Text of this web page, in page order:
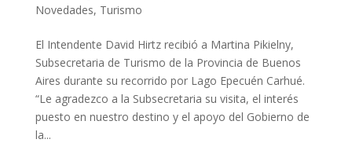
Novedades, Turismo
El Intendente David Hirtz recibió a Martina Pikielny,
Subsecretaria de Turismo de la Provincia de Buenos
Aires durante su recorrido por Lago Epecuén Carhué.
“Le agradezco a la Subsecretaria su visita, el interés
puesto en nuestro destino y el apoyo del Gobierno de
la...